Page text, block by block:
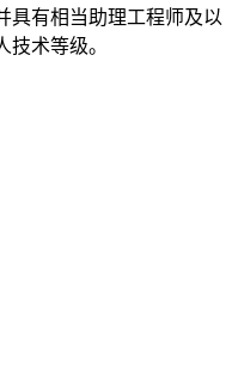
具有相当助理工程师及以
技术等级。